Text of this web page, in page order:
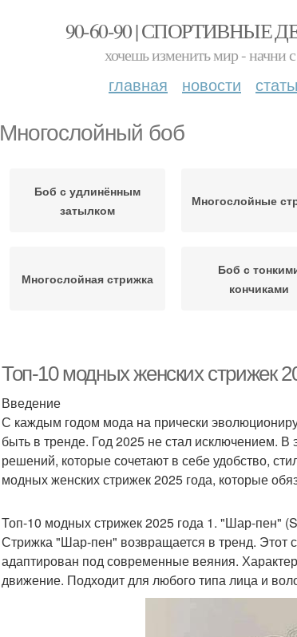
90-60-90 | СПОРТИВНЫЕ
хочешь изменить мир - начни
главная новости
Многослойный боб
Боб с удлинённым
затылком
Многослойные
Многослойная стрижка
Боб с
кончиками
Топ-10 модных женских стрижек
Введение
С каждым годом мода на прически
быть в тренде. Год 2025 не стал исключением.
решений, которые сочетают в себе удобство,
модных женских стрижек 2025 года, которые
Топ-10 модных стрижек 2025 года 1. "Шар-пен"
Стрижка "Шар-пен" возвращается в тренд. Этот
адаптирован под современные веяния.
движение. Подходит для любого типа лица и